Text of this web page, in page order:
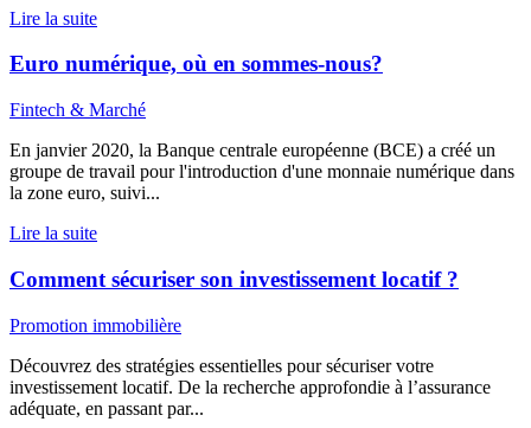
Lire la suite
Euro numérique, où en sommes-nous?
Fintech & Marché
En janvier 2020, la Banque centrale européenne (BCE) a créé un
groupe de travail pour l'introduction d'une monnaie numérique dans
la zone euro, suivi...
Lire la suite
Comment sécuriser son investissement locatif ?
Promotion immobilière
Découvrez des stratégies essentielles pour sécuriser votre
investissement locatif. De la recherche approfondie à l’assurance
adéquate, en passant par...